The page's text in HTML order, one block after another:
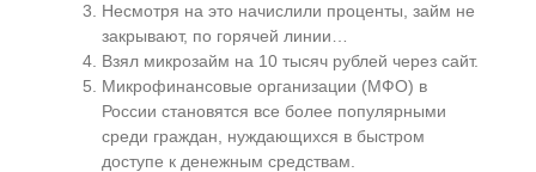
Несмотря на это начислили проценты, займ не
закрывают, по горячей линии…
Взял микрозайм на 10 тысяч рублей через сайт.
Микрофинансовые организации (МФО) в
России становятся все более популярными
среди граждан, нуждающихся в быстром
доступе к денежным средствам.